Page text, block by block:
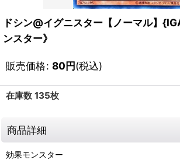
ドシン@イグニスター【ノーマル】
ンスター》
販売価格: 80円(税込)
在庫数 135枚
商品詳細
効果モンスター